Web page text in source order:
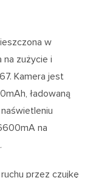
w
na zużycie i
Kamera jest
ładowaną
na
przez czujkę